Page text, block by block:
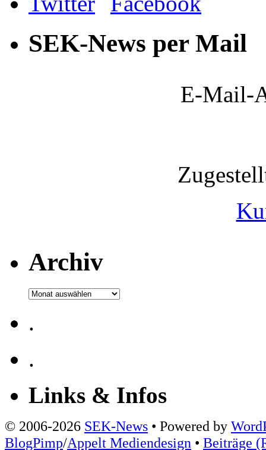
SEK-News per Mail
E-Mail-
Archiv
Archiv
.
.
Links & Infos
© 2006-2026 SEK-News • Powered by
BlogPimp/Appelt Mediendesign • Beiträge